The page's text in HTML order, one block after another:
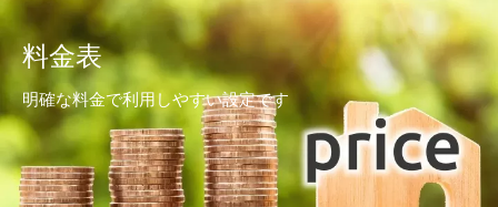
料金表
明確な料金で利用しやすい設定です